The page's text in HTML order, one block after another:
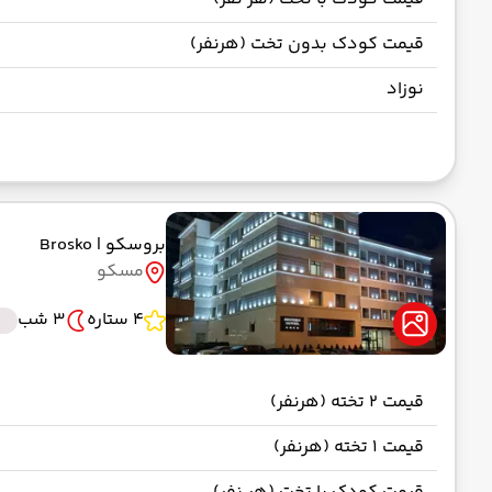
قیمت کودک بدون تخت (هرنفر)
نوزاد
بروسکو | Brosko
مسکو
4 ستاره
3 شب
قیمت 2 تخته (هرنفر)
قیمت 1 تخته (هرنفر)